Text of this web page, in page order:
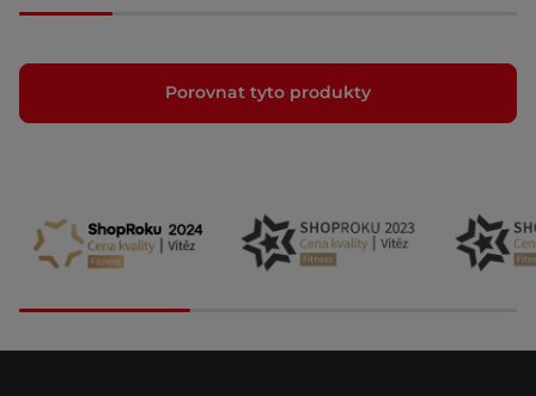
Porovnat tyto produkty